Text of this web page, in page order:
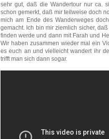
sehr gut, daß die Wandertour nur ca.
schon gemerkt, daß mir teilweise doch
mich am Ende des Wanderweges
gemacht. Ich bin mir ziemlich sicher,
finden werde und dann mit Farah und
Wir haben zusammen wieder mal ein
es euch an und vielleicht wandert ihr
trifft man sich dann sogar.